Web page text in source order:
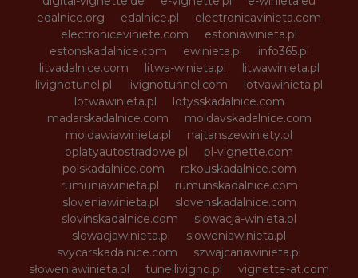
edalnice.org
edalnice.pl
electronicavinieta.com
electroniceviniete.com
estoniawinieta.pl
estonskadalnice.com
ewinieta.pl
info365.pl
litvadalnice.com
litwa-winieta.pl
litwawinieta.pl
livignotunel.pl
livignotunnel.com
lotvawinieta.pl
lotwawinieta.pl
lotysskadalnice.com
madarskadalnice.com
moldavskadalnice.com
moldawiawinieta.pl
najtanszewiniety.pl
oplatyautostradowe.pl
pl-vignette.com
polskadalnice.com
rakouskadalnice.com
rumuniawinieta.pl
rumunskadalnice.com
sloveniawinieta.pl
slovenskadalnice.com
slovinskadalnice.com
slowacja-winieta.pl
slowacjawinieta.pl
sloweniawinieta.pl
svycarskadalnice.com
szwajcariawinieta.pl
słoweniawinieta.pl
tunellivigno.pl
vignette-at.com